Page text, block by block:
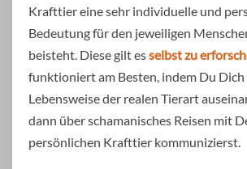
Krafttier eine sehr individuelle und
Bedeutung für den jeweiligen
beisteht. Diese gilt esselbst zu
funktioniert am Besten, indem Du
Lebensweise der realen Tierart
dann über schamanisches Reisen mit
persönlichen Krafttier kommunizierst.